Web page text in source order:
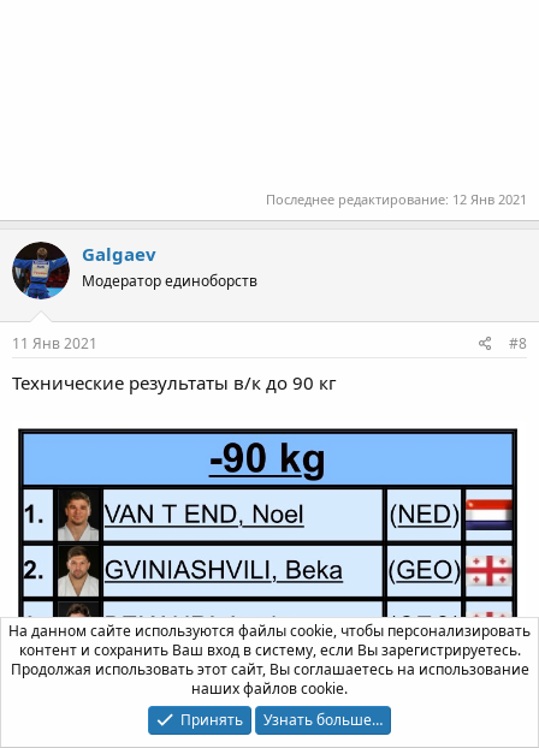
Последнее редактирование: 12 Янв 2021
Galgaev
Модератор единоборств
11 Янв 2021 #8
Технические результаты в/к до 90 кг
На данном сайте используются файлы cookie, чтобы персонализировать
контент и сохранить Ваш вход в систему, если Вы зарегистрируетесь.
Продолжая использовать этот сайт, Вы соглашаетесь на использование
наших файлов cookie.
Принять
Узнать больше…